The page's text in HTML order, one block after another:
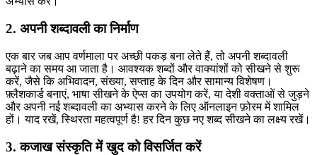
2. अपनी शब्दावली का निर्माण
एक बार जब आप वर्णमाला पर अच्छी पकड़ बना लेते हैं, तो अपनी शब्दावली
बढ़ाने का समय आ जाता है। आवश्यक शब्दों और वाक्यांशों को सीखने से शुरू
करें, जैसे कि अभिवादन, संख्या, सप्ताह के दिन और सामान्य विशेषण।
फ़्लैशकार्ड बनाएं, भाषा सीखने के ऐप्स का उपयोग करें, या देशी वक्ताओं से जुड़ने
और अपनी नई शब्दावली का अभ्यास करने के लिए ऑनलाइन फ़ोरम में शामिल
हों। याद रखें, स्थिरता महत्वपूर्ण है! हर दिन कुछ नए शब्द सीखने का लक्ष्य रखें।
3. कजाख संस्कृति में खुद को विसर्जित करें